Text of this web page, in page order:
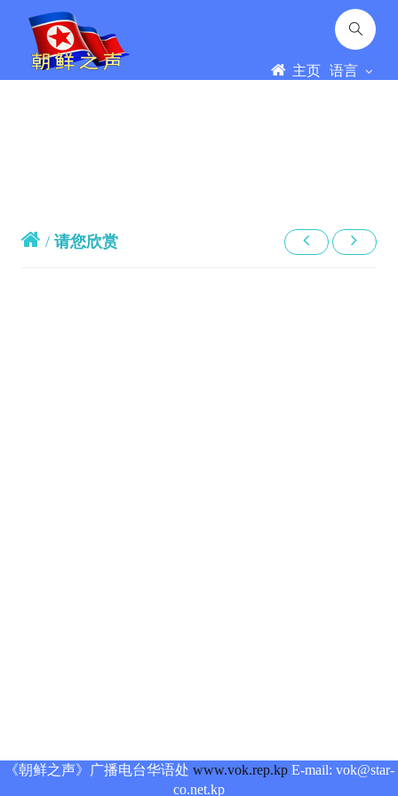
主页 语言
/请您欣赏
《朝鲜之声》广播电台华语处 www.vok.rep.kpE-mail: vok@star-
co.net.kp